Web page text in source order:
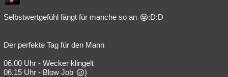
Selbstwertgefühl fängt für manche so an :D:D
Der perfekte Tag für den Mann
06.00 Uhr - Wecker klingelt
06.15 Uhr - Blow Job
)